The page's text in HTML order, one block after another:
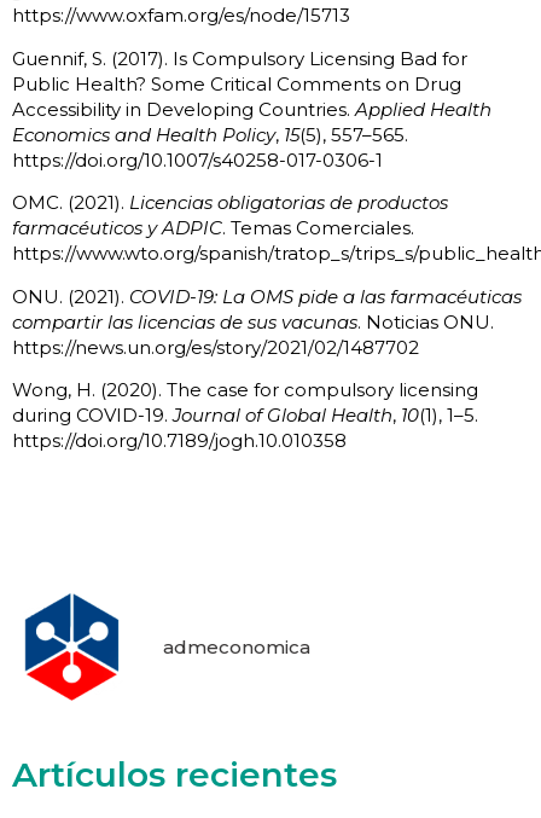
https://www.oxfam.org/es/node/15713
Guennif, S. (2017). Is Compulsory Licensing Bad for
Public Health? Some Critical Comments on Drug
Accessibility in Developing Countries. Applied Health
Economics and Health Policy, 15(5), 557–565.
https://doi.org/10.1007/s40258-017-0306-1
OMC. (2021). Licencias obligatorias de productos
farmacéuticos y ADPIC. Temas Comerciales.
https://www.wto.org/spanish/tratop_s/trips_s/
ONU. (2021). COVID-19: La OMS pide a las farmacéuticas
compartir las licencias de sus vacunas. Noticias ONU.
https://news.un.org/es/story/2021/02/1487702
Wong, H. (2020). The case for compulsory licensing
during COVID-19.Journal of Global Health, 10(1), 1–5.
https://doi.org/10.7189/jogh.10.010358
admeconomica
Artículos recientes